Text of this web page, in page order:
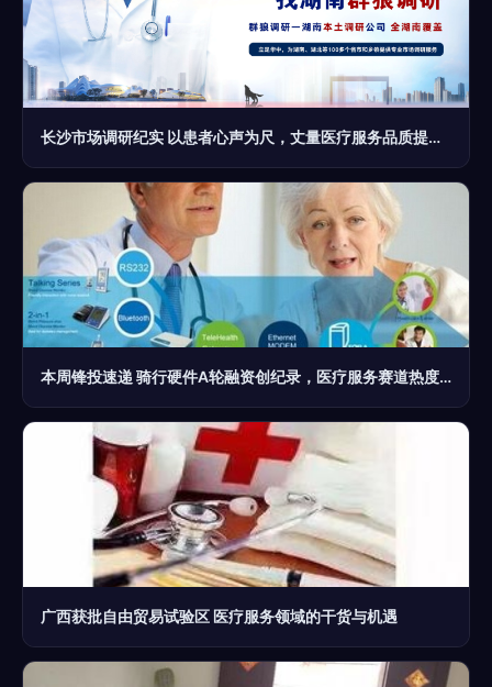
长沙市场调研纪实 以患者心声为尺，丈量医疗服务品质提升之路
本周锋投速递 骑行硬件A轮融资创纪录，医疗服务赛道热度不减
广西获批自由贸易试验区 医疗服务领域的干货与机遇